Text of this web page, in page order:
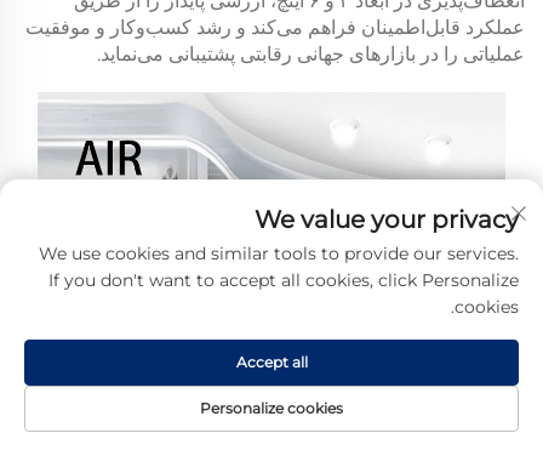
عملکرد قابل‌اطمینان فراهم می‌کند و رشد کسب‌وکار و موفقیت
عملیاتی را در بازارهای جهانی رقابتی پشتیبانی می‌نماید.
صفحه اصلی محصول درباره تماس
We value your privacy
We use cookies and similar tools to provide our services.
If you don't want to accept all cookies, click Personalize
cookies.
Personalize cookies
Accept all